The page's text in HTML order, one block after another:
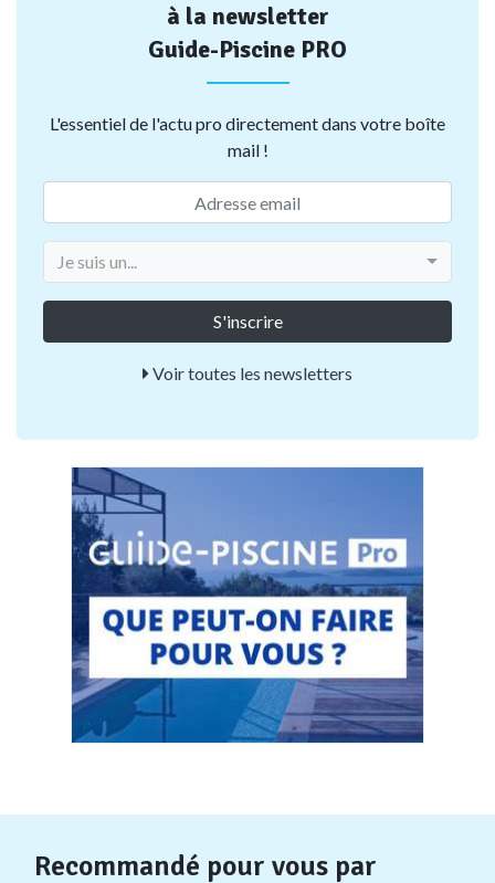
à la newsletter
Guide-Piscine PRO
L'essentiel de l'actu pro directement dans votre boîte
mail !
Je suis un...
Voir toutes les newsletters
Recommandé pour vous par